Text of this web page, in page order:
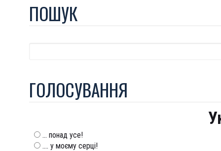
ПОШУК
ГОЛОСУВАННЯ
... понад усе!
.... у моєму серці!